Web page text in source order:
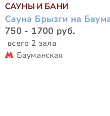
САУНЫ И БАНИ
Сауна Брызги на
750 - 1700 руб.
всего 2 зала
Бауманская